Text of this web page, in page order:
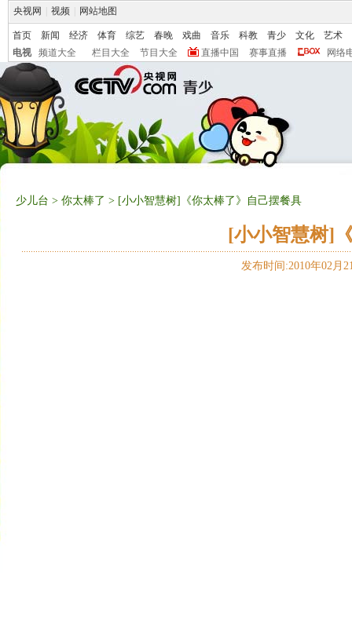
央视网 视频 网站地图
首页 新闻 经济 体育 综艺 春晚 戏曲 音乐 科教 青少 文化
艺术
电视
频道大全 栏目大全 节目大全 直播中国 赛事直播 网络
少儿台 > 你太棒了 > [小小智慧树]《你太棒了》自己摆餐具
[小小智慧树]
发布时间:2010年02月